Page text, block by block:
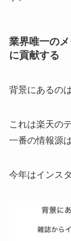
業界唯一の
に貢献する
背景にあるの
これは楽天の
一番の情報源
今年はインス